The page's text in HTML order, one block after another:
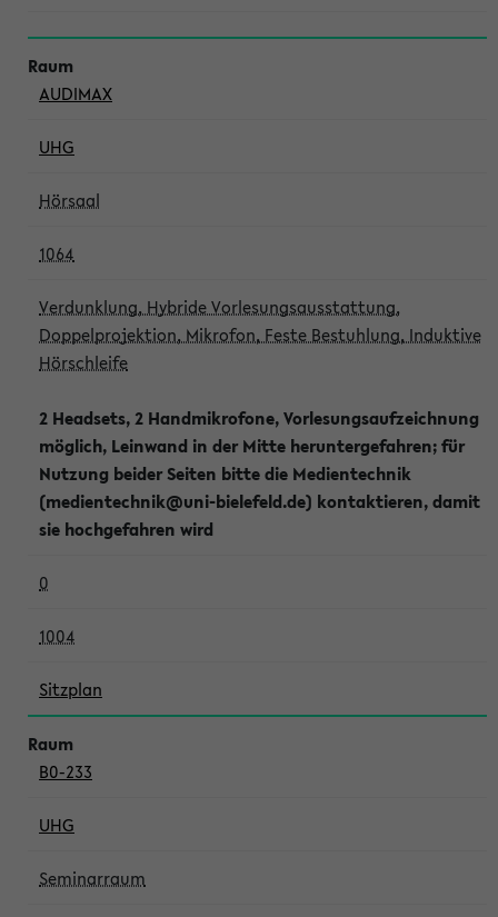
AUDIMAX
UHG
Hörsaal
1064
Verdunklung, Hybride Vorlesungsausstattung,
Doppelprojektion, Mikrofon, Feste Bestuhlung, Induktive
Hörschleife
2 Headsets, 2 Handmikrofone, Vorlesungsaufzeichnung
möglich, Leinwand in der Mitte heruntergefahren; für
Nutzung beider Seiten bitte die Medientechnik
(medientechnik@uni-bielefeld.de) kontaktieren, damit
sie hochgefahren wird
0
1004
Sitzplan
B0-233
UHG
Seminarraum